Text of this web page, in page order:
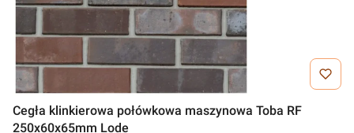
Cegła klinkierowa połówkowa maszynowa Toba RF
250x60x65mm Lode